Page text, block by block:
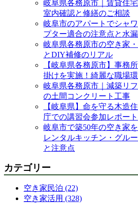
岐阜県各務原市｜賃貸住
室内確認と修繕のご相談
岐阜市のアパートでシャ
プター適合の注意点と水
岐阜県各務原市の空き家
とDIY補修のリアル
【岐阜県各務原市】事務
掛けを実施！綺麗な職場
岐阜県各務原市｜減築リ
の土間コンクリート工事
【岐阜県】命を守る木造
庁での講習会参加レポート
岐阜市で築50年の空き家
レンタルキッチン・グル
と注意点
カテゴリー
空き家民泊 (22)
空き家活用 (328)